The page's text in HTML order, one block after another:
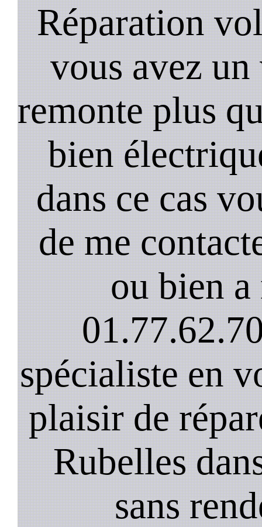
Réparation
vous avez
remonte plus
bien
dans ce cas
de me
ou bien
spécialiste en
plaisir de
Rubelles
sans